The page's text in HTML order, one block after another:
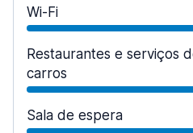
Wi-Fi
Restaurantes e serviços
carros
Sala de espera